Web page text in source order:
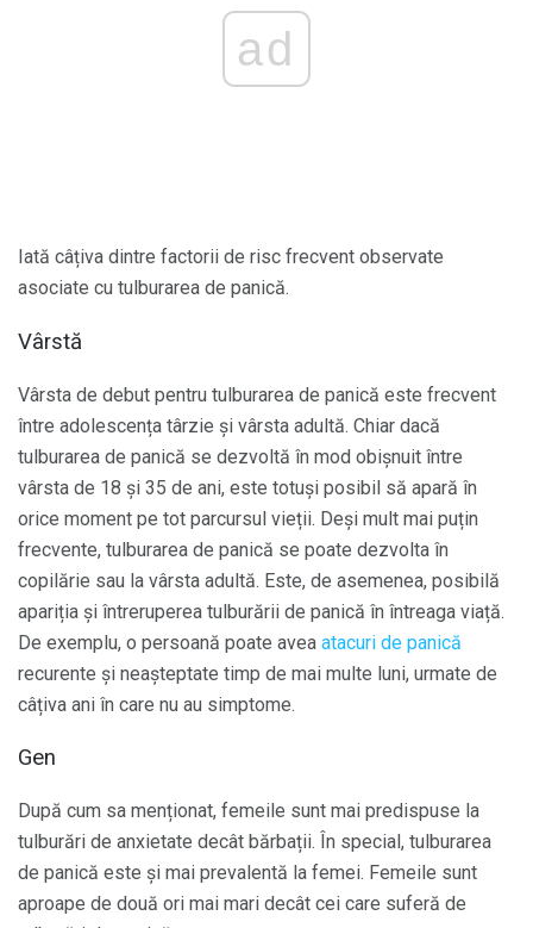
ad
Iată câțiva dintre factorii de risc frecvent observate
asociate cu tulburarea de panică.
Vârstă
Vârsta de debut pentru tulburarea de panică este frecvent
între adolescența târzie și vârsta adultă. Chiar dacă
tulburarea de panică se dezvoltă în mod obișnuit între
vârsta de 18 și 35 de ani, este totuși posibil să apară în
orice moment pe tot parcursul vieții. Deși mult mai puțin
frecvente, tulburarea de panică se poate dezvolta în
copilărie sau la vârsta adultă. Este, de asemenea, posibilă
apariția și întreruperea tulburării de panică în întreaga viață.
De exemplu, o persoană poate avea atacuri de panică
recurente și neașteptate timp de mai multe luni, urmate de
câțiva ani în care nu au simptome.
Gen
După cum sa menționat, femeile sunt mai predispuse la
tulburări de anxietate decât bărbații. În special, tulburarea
de panică este și mai prevalentă la femei. Femeile sunt
aproape de două ori mai mari decât cei care suferă de